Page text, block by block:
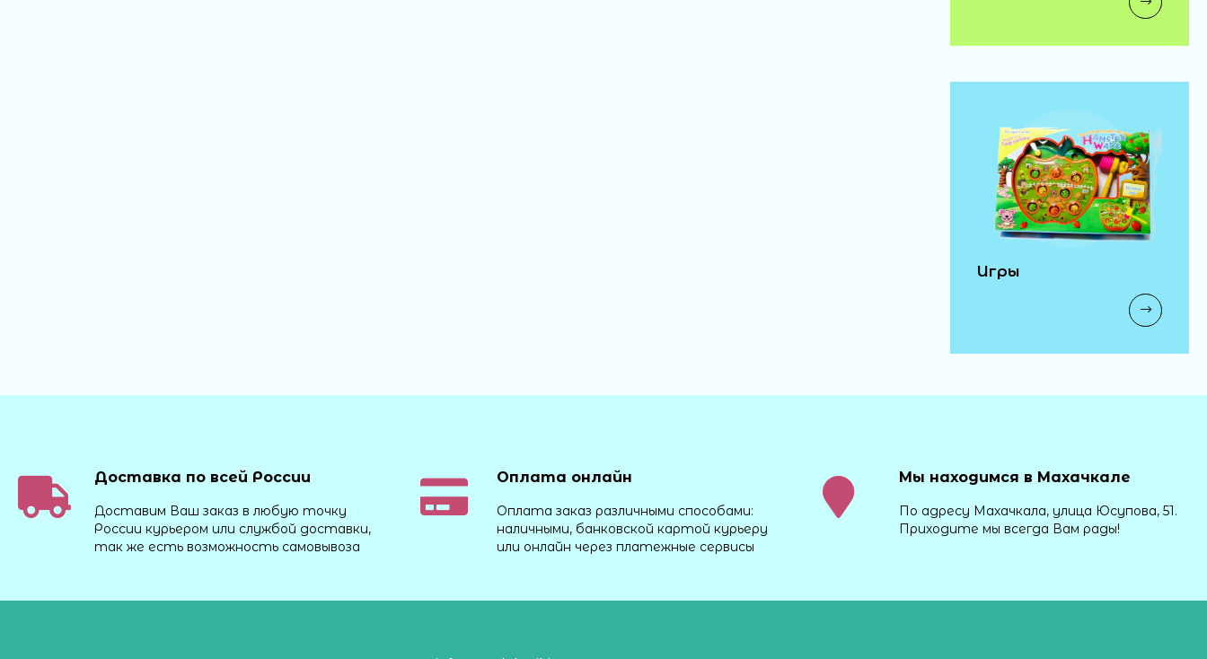
Игры
Доставка по всей России
Доставим Ваш заказ в любую точку
России курьером или службой доставки,
так же есть возможность самовывоза
Оплата онлайн
Оплата заказ различными способами:
наличными, банковской картой курьеру
или онлайн через платежные сервисы
Мы находимся в Махачкале
По адресу Махачкала, улица Юсупова, 51.
Приходите мы всегда Вам рады!